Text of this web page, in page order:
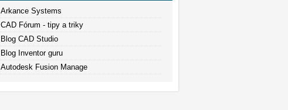
Arkance Systems
CAD Fórum - tipy a triky
Blog CAD Studio
Blog Inventor guru
Autodesk Fusion Manage